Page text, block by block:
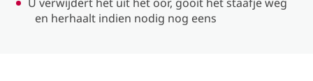
en herhaalt indien nodig nog eens